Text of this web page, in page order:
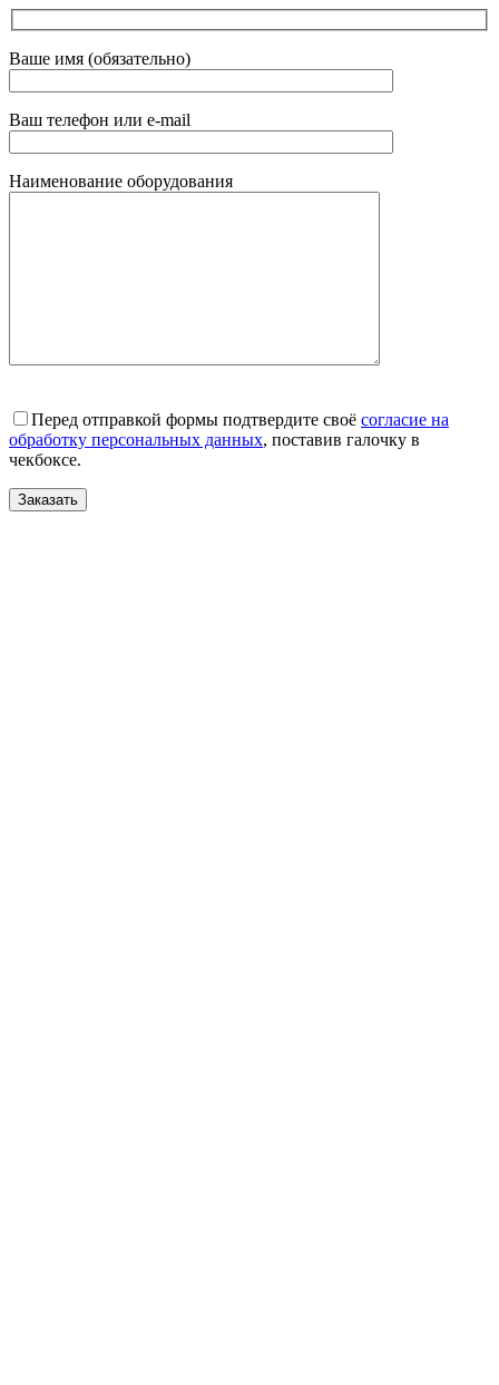
Ваше имя (обязательно)
Ваш телефон или e-mail
Наименование оборудования
Перед отправкой формы подтвердите своё согласие на
обработку персональных данных, поставив галочку в
чекбоксе.